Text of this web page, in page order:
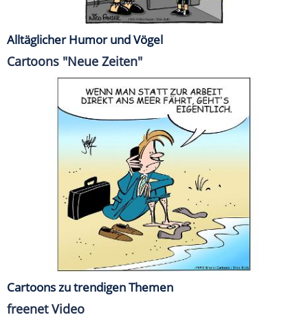
Alltäglicher Humor und Vögel
Cartoons "Neue Zeiten"
Cartoons zu trendigen Themen
freenet Video